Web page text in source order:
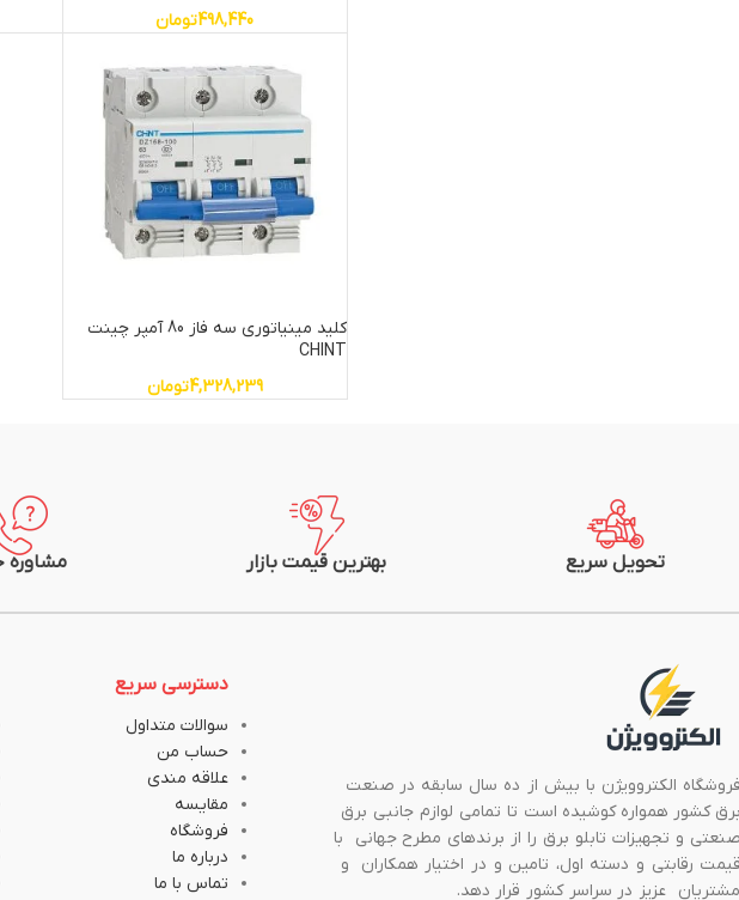
498,440تومان
کلید مینیاتوری سه فاز 80 آمپر چینت
CHINT
4,328,239تومان
تحویل سریع بهترین قیمت بازار مشاوره
الکتروویژن با بیش از ده سال سابقه در صنعت
کشور همواره کوشیده است تا تمامی لوازم جانبی برق
و تجهیزات تابلو برق را از برندهای مطرح جهانی با
رقابتی و دسته اول، تامین و در اختیار همکاران و
عزیز در سراسر کشور قرار دهد.
دسترسی سریع
سوالات متداول
حساب من
علاقه مندی
مقایسه
فروشگاه
درباره ما
تماس با ما